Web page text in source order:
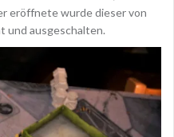
eröffnete wurde dieser von
und ausgeschalten.